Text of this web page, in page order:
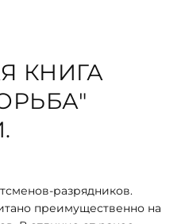
КНИГА
разрядников.
преимущественно на